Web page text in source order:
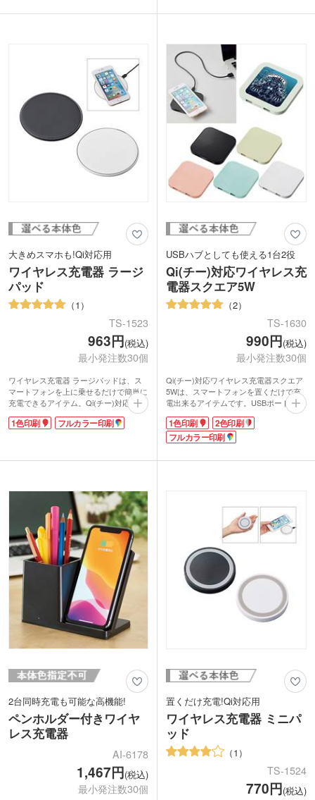
1色またはフルカラー印刷に対応。フル
灯します。
企業名やブランドロゴを印刷すれば宣伝
効果が長続きするノベルティになりま
す。店舗の開店記念や、企業の周年記念
におすすめです。
大きめスマホも!Qi対応用
ワイヤレス充電器 ラージ
パッド
1
TS-1523
963円(税込)
最小発注数30個
ワイヤレス充電器 ラージパッドは、ス
マートフォンを上に乗せるだけで簡単に
充電できるアイテム。Qi(チー)対応機種
であれば、メーカーや機器を問わず使用
できるので、違うケーブルを用意する手
イズ感。裏面にはすべり止め付きで卓上
ルカラーで印刷が可能なのでインパクト
のある最先端ノベルティが製作できま
記念品にピッタリな白箱に入れてのお届
けです。
1色印刷 フルカラー印刷
USBハブとしても使える1台2役
Qi(チー)対応ワイヤレス充
電器スクエア5W
2
TS-1630
990円(税込)
最小発注数30個
Qi(チー)対応ワイヤレス充電器スクエア
5Wは、スマートフォンを置くだけで充
電出来るアイテムです。USBポートが2
つあるので、ハブとしても使用できパソ
コンのUSBポートが少ない方にもオスス
メです。通電と充電はランプの色でさり
ト。赤が通電、青が充電中です。
のあるデザインまで、様々なイメージを
表現できます。周年記念品や企業ノベル
ティグッズとしての制作におすすめで
1色印刷
2色印刷
フルカラー印刷
2台同時充電も可能な高機能!
ペンホルダー付きワイヤ
レス充電器
AI-6178
1,467円(税込)
最小発注数30個
置くだけ充電!Qi対応用
ワイヤレス充電器 ミニパ
ッド
1
TS-1524
770円(税込)